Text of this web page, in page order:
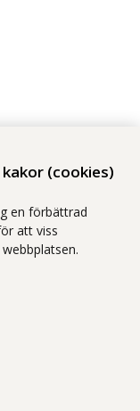
(cookies)
en förbättrad
att viss
Yanan Li om inget